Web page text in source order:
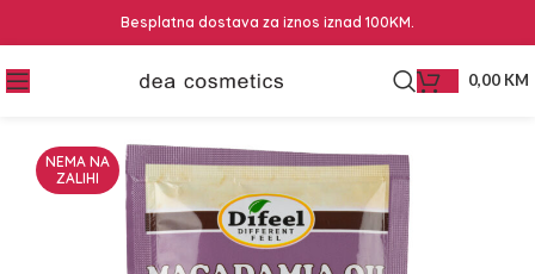
Besplatna dostava za iznos iznad 100KM.
0,00 KM
NEMA NA
ZALIHI